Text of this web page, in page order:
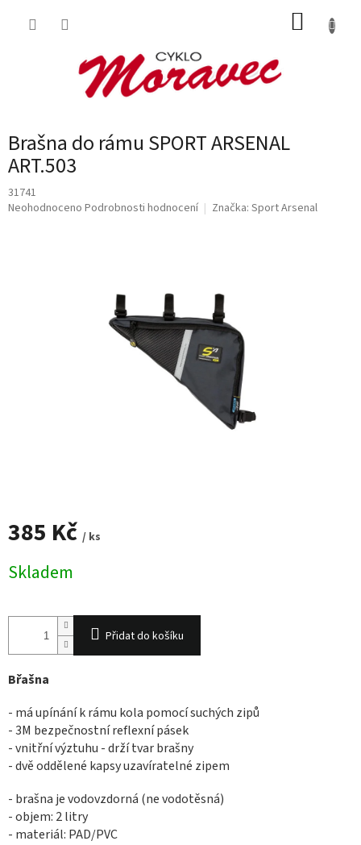
Brašna do rámu SPORT ARSENAL
ART.503
31741
Průměrné
Neohodnoceno Podrobnosti hodnocení Značka: Sport Arsenal
385 Kč / ks
cena:
Skladem
Přidat do košíku
Břašna
- má upínání k rámu kola pomocí suchých zipů
- 3M bezpečnostní reflexní pásek
- vnitřní výztuhu - drží tvar brašny
- dvě oddělené kapsy uzavíratelné zipem
- brašna je vodovzdorná (ne vodotěsná)
- objem: 2 litry
- materiál: PAD/PVC